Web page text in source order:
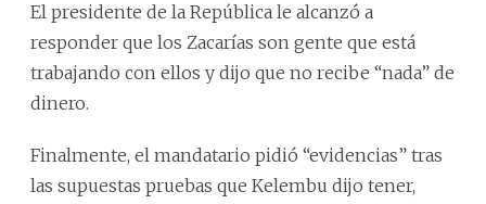
El presidente de la República le alcanzó a
responder que los Zacarías son gente que está
trabajando con ellos y dijo que no recibe “nada” de
dinero.
Finalmente, el mandatario pidió “evidencias” tras
las supuestas pruebas que Kelembu dijo tener,